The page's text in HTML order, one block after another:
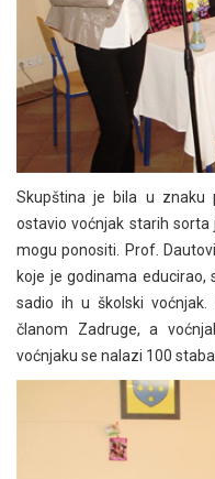
Skupština je bila u znaku
ostavio voćnjak starih sorta
mogu ponositi. Prof.
koje je godinama
sadio ih u školski voćnjak.
članom Zadruge, a
voćnjaku se nalazi 100